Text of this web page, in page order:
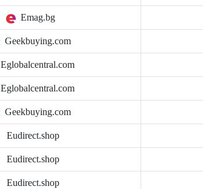
Emag.bg
Geekbuying.com
Eglobalcentral.com
Eglobalcentral.com
Geekbuying.com
Eudirect.shop
Eudirect.shop
Eudirect.shop